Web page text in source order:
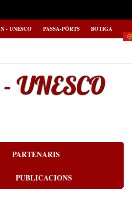
- UNESCO PASSA-PÒRTS BOTIGA
UNESCO
PARTENARIS
PUBLICACIONS